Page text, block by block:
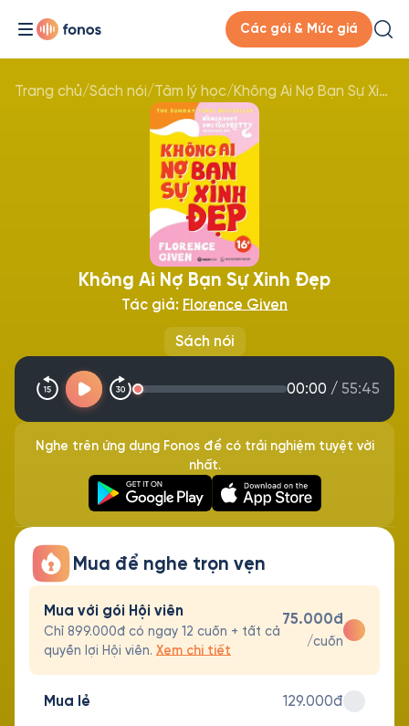
Các gói & Mức giá
Trang chủ/Sách nói/Tâm lý học/ Không Ai Nợ Bạn Sự Xinh Đẹp
Sách nói
Không Ai Nợ Bạn Sự Xinh Đẹp
Tác giả: Florence Given
00:00 / 55:45
Nghe trên ứng dụng Fonos để có trải nghiệm tuyệt vời
nhất.
Mua để nghe trọn vẹn
Mua với gói Hội viên
Chỉ 899.000đ có ngay 12 cuốn + tất cả
quyền lợi Hội viên. Xem chi tiết
75.000đ
/cuốn
Mua lẻ 129.000đ